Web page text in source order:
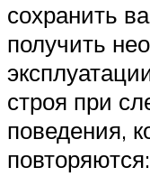
сохранить
получить
строя при
поведения,
повторяются: